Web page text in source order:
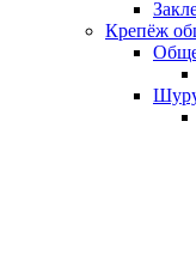
Крепёж